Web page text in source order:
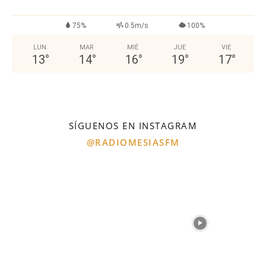
75% 0.5m/s 100%
LUN
13°
MAR
14°
MIÉ
16°
JUE
19°
VIE
17°
SÍGUENOS EN INSTAGRAM
@RADIOMESIASFM